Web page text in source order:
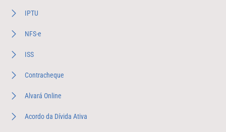
IPTU
NFS-e
ISS
Contracheque
Alvará Online
Acordo da Dívida Ativa